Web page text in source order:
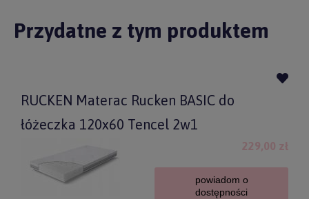
Przydatne z tym produktem
RUCKEN Materac Rucken BASIC do
łóżeczka 120x60 Tencel 2w1
229,00 zł
powiadom o
dostępności